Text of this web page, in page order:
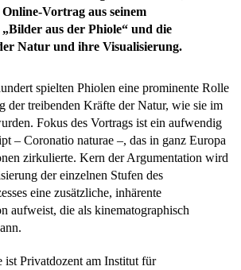
Vortrag aus seinem
aus der Phiole“ und die
Natur und ihre Visualisierung.
spielten Phiolen eine prominente Rolle
der treibenden Kräfte der Natur, wie sie im
Fokus des Vortrags ist ein aufwendig
– Coronatio naturae –, das in ganz Europa
zirkulierte. Kern der Argumentation wird
der einzelnen Stufen des
eine zusätzliche, inhärente
aufweist, die als kinematographisch
ist Privatdozent am Institut für